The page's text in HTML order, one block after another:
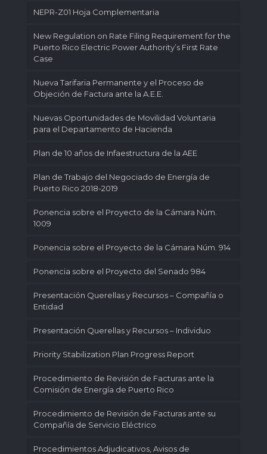
NEPR-Z01 Hoja Complementaria
New Regulation on Rate Filing Requirement for the
Puerto Rico Electric Power Authority’s First Rate
Case
Nueva Tarifaria Permanente y el Proceso de
Objeción de Factura ante la A.E.E.
Nuevas Oportunidades de Movilidad Voluntaria
para el Departamento de Hacienda
Plan de 10 años de Infaestructura de la AEE
Plan de Trabajo del Negociado de Energía de
Puerto Rico 2018-2019
Ponencia sobre el Proyecto de la Cámara Núm.
1009
Ponencia sobre el Proyecto de la Cámara Núm. 914
Ponencia sobre el Proyecto del Senado 984
Presentación Querellas y Recursos – Compañía o
Entidad
Presentación Querellas y Recursos – Individuo
Priority Stabilization Plan Progress Report
Procedimiento de Revisión de Facturas ante la
Comisión de Energía de Puerto Rico
Procedimiento de Revisión de Facturas ante su
Compañía de Servicio Eléctrico
Procedimientos Adjudicativos, Avisos de